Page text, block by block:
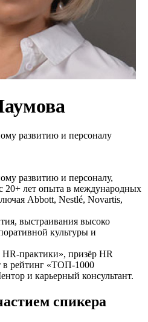
развитию и персоналу
развитию и персоналу,
20+ лет опыта в международных
Abbott, Nestlé, Novartis,
выстраивания высоко
культуры и
практики», призёр HR
в рейтинг «ТОП-1000
и карьерный консультант.
спикера